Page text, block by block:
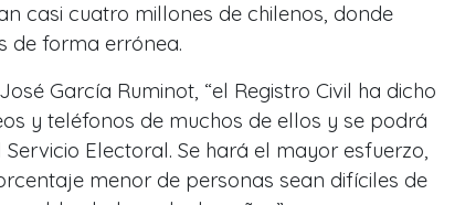
casi cuatro millones de chilenos, donde
de forma errónea.
García Ruminot, “el Registro Civil ha dicho
y teléfonos de muchos de ellos y se podrá
Electoral. Se hará el mayor esfuerzo,
menor de personas sean difíciles de